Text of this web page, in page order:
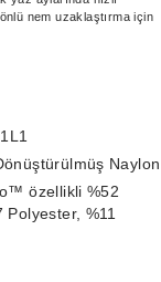
nem uzaklaştırma için
Naylon
özellikli %52
Polyester, %11